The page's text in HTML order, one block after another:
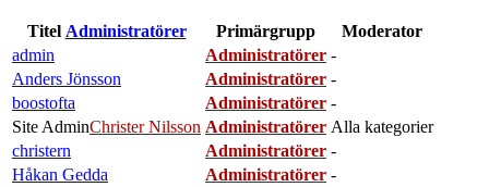
Titel Administratörer Primärgrupp
Moderator
admin
Administratörer -
Anders Jönsson
Administratörer -
boostofta
Administratörer -
Site AdminChrister Nilsson Administratörer Alla kategorier
christern
Administratörer -
Håkan Gedda
Administratörer -